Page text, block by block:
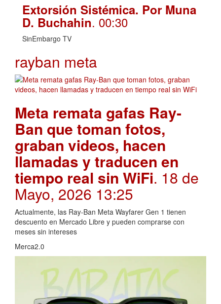
Extorsión Sistémica. Por Muna
D. Buchahin. 00:30
SinEmbargo TV
rayban meta
Meta remata gafas Ray-
Ban que toman fotos,
graban videos, hacen
llamadas y traducen en
tiempo real sin WiFi. 18 de
Mayo, 2026 13:25
Actualmente, las Ray-Ban Meta Wayfarer Gen 1 tienen
descuento en Mercado Libre y pueden comprarse con
meses sin intereses
Merca2.0